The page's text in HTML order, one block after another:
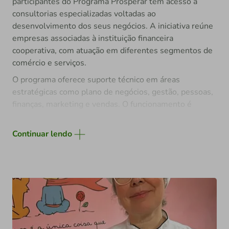
consultorias especializadas voltadas ao
desenvolvimento dos seus negócios. A iniciativa reúne
empresas associadas à instituição financeira
cooperativa, com atuação em diferentes segmentos de
comércio e serviços.
O programa oferece suporte técnico em áreas
estratégicas como plano de negócios, gestão, pessoas,
identifica a consultoria mais aderente às necessidades
da sua empresa e, a partir daí, conta também com o
Desde a sua criação, o Programa Prosperar que
beneficiou mais de 300 empresas no Rio Grande do Sul
e em Minas Gerais, com investimentos que superam
R$ 1 milhão, resultado da atuação conjunta entre
Continuar lendo